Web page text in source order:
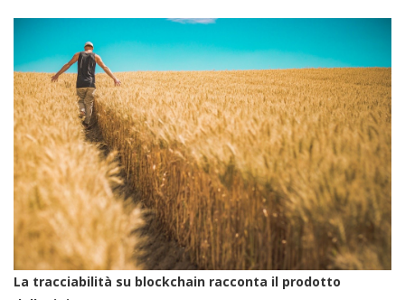
La tracciabilità su blockchain racconta il prodotto